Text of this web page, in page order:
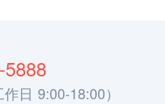
日 9:00-18:00）